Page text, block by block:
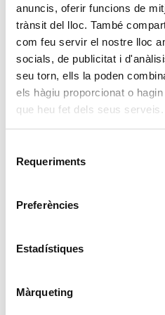
anuncis, oferir funcions de
trànsit del lloc. També
com feu servir el nostre lloc
socials, de publicitat i
seu torn, ells la poden
els hàgiu proporcionat o
que heu fet dels seus serveis.
Requeriments
Preferències
Estadístiques
Màrqueting
Forma’t per
tècnic esportiu és molt
laboral, és una
que més t’agrada fer